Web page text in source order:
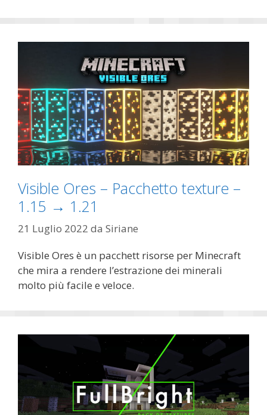
Visible Ores – Pacchetto texture –
1.15 → 1.21
21 Luglio 2022 da Siriane
Visible Ores è un pacchett risorse per Minecraft
che mira a rendere l’estrazione dei minerali
molto più facile e veloce.